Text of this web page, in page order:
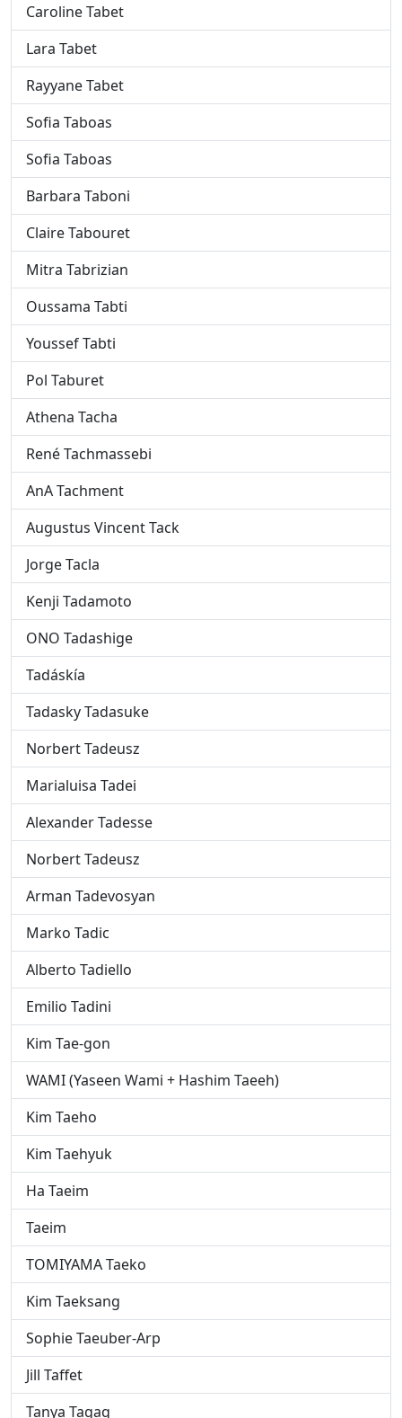
Caroline Tabet
Lara Tabet
Rayyane Tabet
Sofi­a Taboas
Sofia Taboas
Barbara Taboni
Claire Tabouret
Mitra Tabrizian
Oussama Tabti
Youssef Tabti
Pol Taburet
Athena Tacha
René Tachmassebi
AnA Tachment
Augustus Vincent Tack
Jorge Tacla
Kenji Tadamoto
ONO Tadashige
Tadáskía
Tadasky Tadasuke
Norbert Tadeusz
Marialuisa Tadei
Alexander Tadesse
Norbert Tadeusz
Arman Tadevosyan
Marko Tadic
Alberto Tadiello
Emilio Tadini
Kim Tae-gon
WAMI (Yaseen Wami + Hashim Taeeh)
Kim Taeho
Kim Taehyuk
Ha Taeim
Taeim
TOMIYAMA Taeko
Kim Taeksang
Sophie Taeuber-Arp
Jill Taffet
Tanya Tagaq